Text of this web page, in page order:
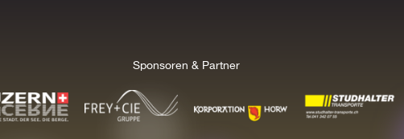
Sponsoren & Partner